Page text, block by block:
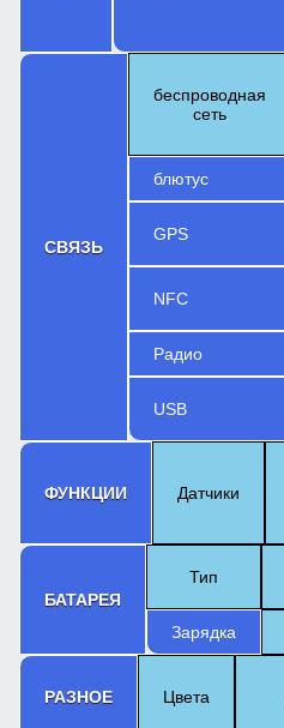
СВЯЗЬ
беспроводная
сеть
блютус
GPS
NFC
Радио
USB
ФУНКЦИИ Датчики
БАТАРЕЯ
Тип
Зарядка
РАЗНОЕ Цвета